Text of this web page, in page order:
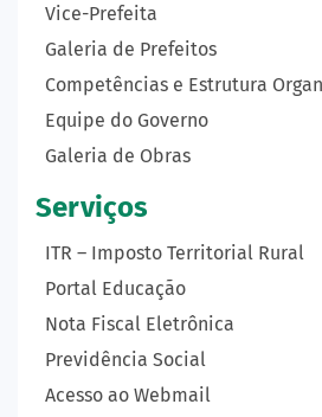
Vice-Prefeita
Galeria de Prefeitos
Competências e Estrutura
Equipe do Governo
Galeria de Obras
Serviços
ITR – Imposto Territorial Rural
Portal Educação
Nota Fiscal Eletrônica
Previdência Social
Acesso ao Webmail